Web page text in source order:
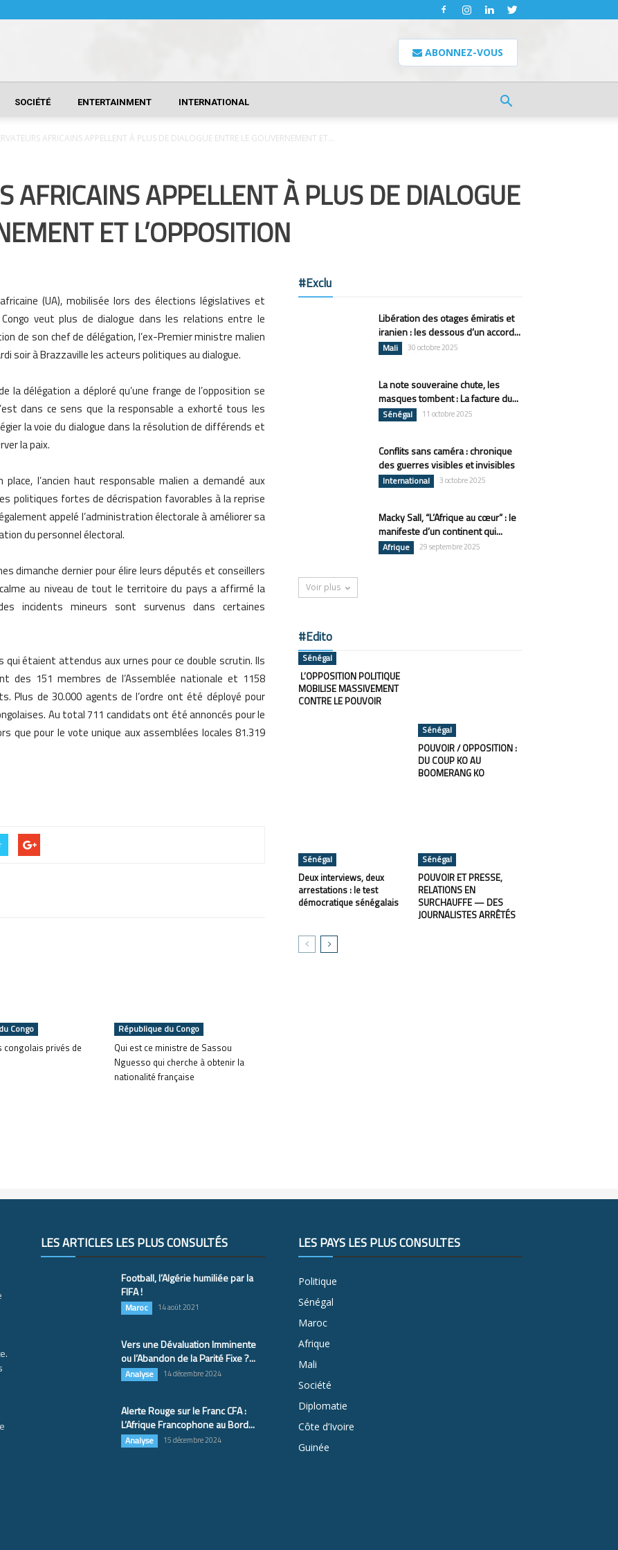
ABONNEZ-VOUS
SOCIÉTÉ ENTERTAINMENT INTERNATIONAL
AFRICAINS APPELLENT À PLUS DE DIALOGUE ENTRE LE GOUVERNEMENT ET...
AFRICAINS APPELLENT À PLUS DE DIALOGUE
ET L’OPPOSITION
(UA), mobilisée lors des élections législatives et
veut plus de dialogue dans les relations entre le
de son chef de délégation, l’ex-Premier ministre malien
soir à Brazzaville les acteurs politiques au dialogue.
la délégation a déploré qu’une frange de l’opposition se
dans ce sens que la responsable a exhorté tous les
la voie du dialogue dans la résolution de différends et
la paix.
l’ancien haut responsable malien a demandé aux
politiques fortes de décrispation favorables à la reprise
appelé l’administration électorale à améliorer sa
du personnel électoral.
dimanche dernier pour élire leurs députés et conseillers
au niveau de tout le territoire du pays a affirmé la
incidents mineurs sont survenus dans certaines
qui étaient attendus aux urnes pour ce double scrutin. Ils
des 151 membres de l’Assemblée nationale et 1158
Plus de 30.000 agents de l’ordre ont été déployé pour
Au total 711 candidats ont été annoncés pour le
que pour le vote unique aux assemblées locales 81.319
Congo
congolais privés de
République du Congo
Qui est ce ministre de Sassou
Nguesso qui cherche à obtenir la
nationalité française
#Exclu
Libération des otages émiratis et
iranien : les dessous d’un accord...
Mali 30 octobre 2025
La note souveraine chute, les
masques tombent : La facture du...
Sénégal 11 octobre 2025
Conflits sans caméra : chronique
des guerres visibles et invisibles
International 3 octobre 2025
Macky Sall, “L’Afrique au cœur” : le
manifeste d’un continent qui...
Afrique 29 septembre 2025
Voir plus
#Edito
Sénégal
L’OPPOSITION POLITIQUE
MOBILISE MASSIVEMENT
CONTRE LE POUVOIR
Sénégal
POUVOIR / OPPOSITION :
DU COUP KO AU
BOOMERANG KO
Sénégal
Deux interviews, deux
arrestations : le test
démocratique sénégalais
Sénégal
POUVOIR ET PRESSE,
RELATIONS EN
SURCHAUFFE — DES
JOURNALISTES ARRÊTÉS
LES ARTICLES LES PLUS CONSULTÉS
Football, l’Algérie humiliée par la
FIFA !
Maroc 14 août 2021
Vers une Dévaluation Imminente
ou l’Abandon de la Parité Fixe ?...
Analyse 14 décembre 2024
Alerte Rouge sur le Franc CFA :
L’Afrique Francophone au Bord...
Analyse 15 décembre 2024
LES PAYS LES PLUS CONSULTÉS
Politique
Sénégal
Maroc
Afrique
Mali
Société
Diplomatie
Côte d’Ivoire
Guinée